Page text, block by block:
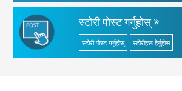
स्टोरी पोस्ट गर्नुहोस्
स्टोरी पोस्ट गर्नुहोस् स्टोरीहरू हेर्नुहोस